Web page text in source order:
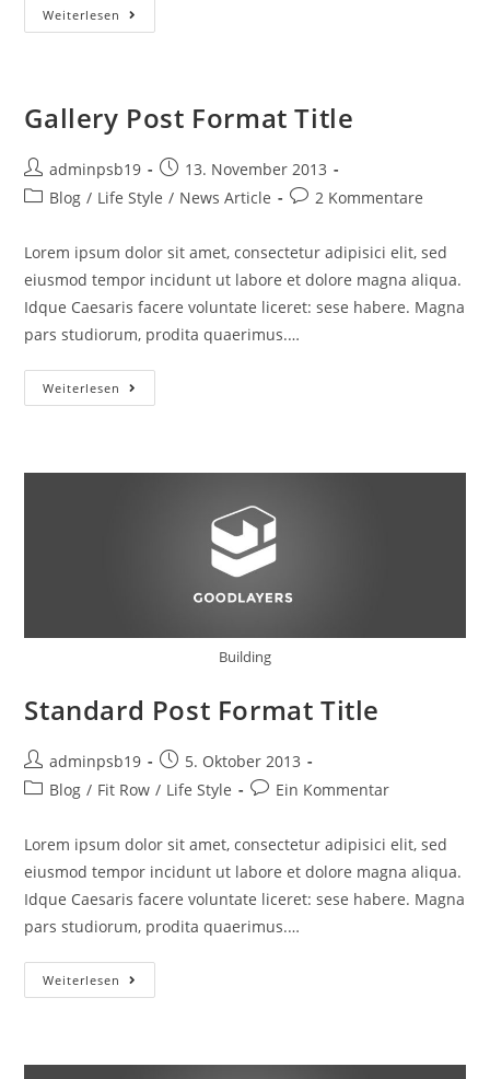
Weiterlesen Sedial
Eiusmod
Gallery Post Format Title
Beitrags-
Autor:
adminpsb19
Beitrag
veröffentlicht:
13. November 2013
Beitrags-
Blog / Life Style / News Article
Beitrags-
2 Kommentare
Lorem ipsum dolor sit amet, consectetur adipisici elit, sed
eiusmod tempor incidunt ut labore et dolore magna aliqua.
Idque Caesaris facere voluntate liceret: sese habere. Magna
pars studiorum, prodita quaerimus.…
Weiterlesen Gallery
Post
Building
Standard Post Format Title
Beitrags-
Autor:
adminpsb19
Beitrag
veröffentlicht:
5. Oktober 2013
Beitrags-
Blog / Fit Row / Life Style
Beitrags-
Ein Kommentar
Lorem ipsum dolor sit amet, consectetur adipisici elit, sed
eiusmod tempor incidunt ut labore et dolore magna aliqua.
Idque Caesaris facere voluntate liceret: sese habere. Magna
pars studiorum, prodita quaerimus.…
Weiterlesen Standard
Post